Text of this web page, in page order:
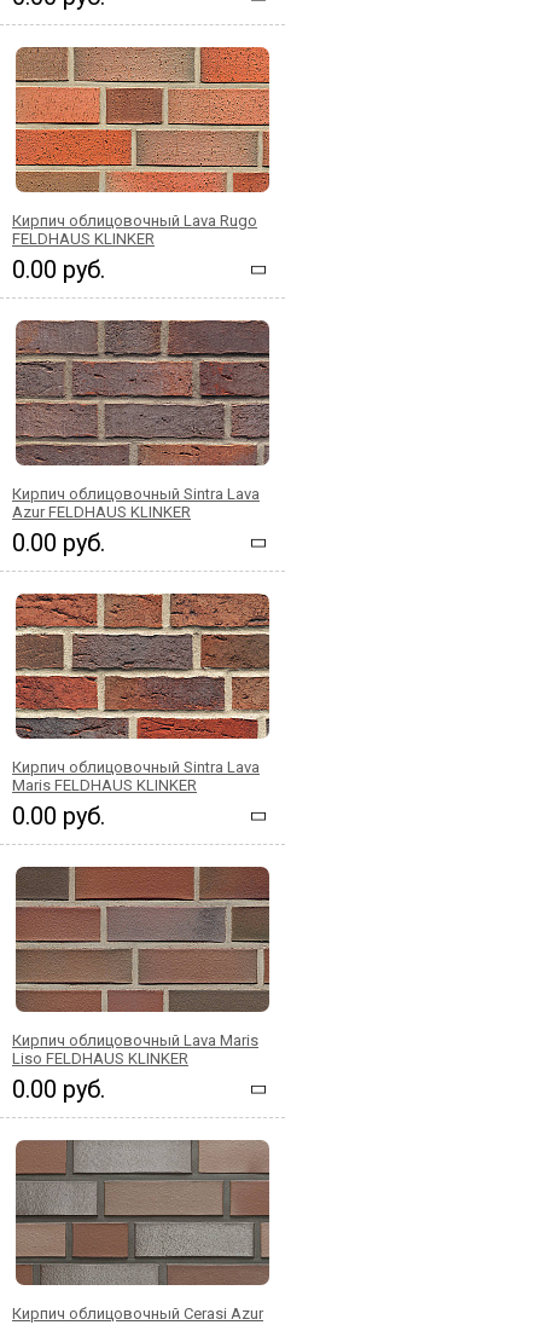
Кирпич облицовочный Lava Rugo
FELDHAUS KLINKER
0.00 руб.
Кирпич облицовочный Sintra Lava
Azur FELDHAUS KLINKER
0.00 руб.
Кирпич облицовочный Sintra Lava
Maris FELDHAUS KLINKER
0.00 руб.
Кирпич облицовочный Lava Maris
Liso FELDHAUS KLINKER
0.00 руб.
Кирпич облицовочный Cerasi Azur